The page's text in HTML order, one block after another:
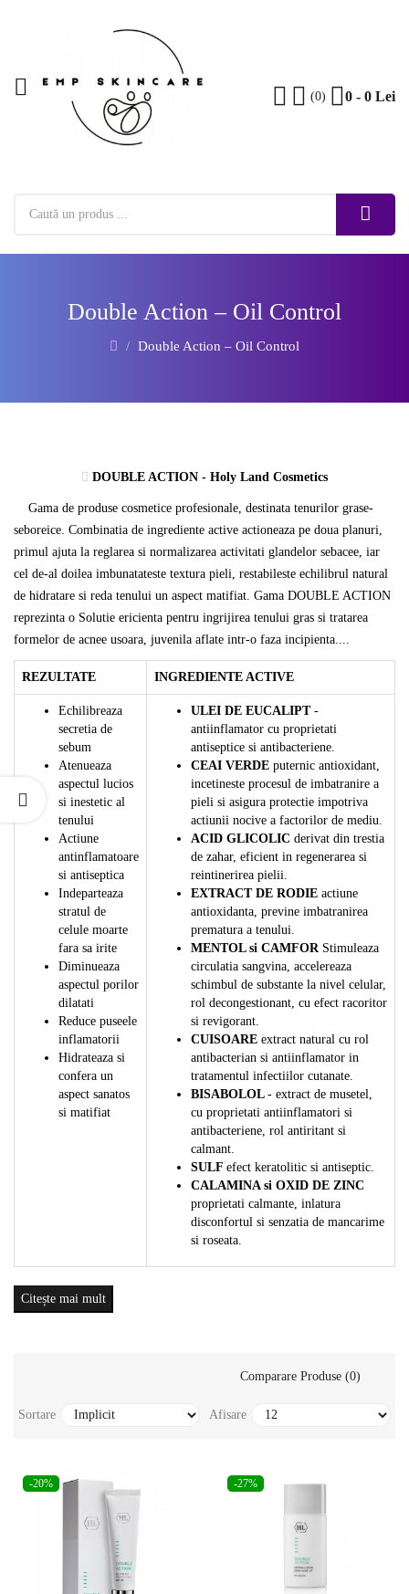
(0) 0 - 0 Lei
Double Action – Oil Control
Double Action – Oil Control
DOUBLE ACTION - Holy Land Cosmetics
Gama de produse cosmetice profesionale, destinata tenurilor grase-
seboreice. Combinatia de ingrediente active actioneaza pe doua planuri,
primul ajuta la reglarea si normalizarea activitati glandelor sebacee, iar
cel de-al doilea imbunatateste textura pieli, restabileste echilibrul natural
de hidratare si reda tenului un aspect matifiat. Gama DOUBLE ACTION
reprezinta o Solutie ericienta pentru ingrijirea tenului gras si tratarea
formelor de acnee usoara, juvenila aflate intr-o faza incipienta.
REZULTATE INGREDIENTE ACTIVE
Echilibreaza
secretia de
sebum
Atenueaza
aspectul lucios
si inestetic al
tenului
Actiune
antinflamatoare
si antiseptica
Indeparteaza
stratul de
celule moarte
fara sa irite
Diminueaza
aspectul porilor
dilatati
Reduce puseele
inflamatorii
Hidrateaza si
confera un
aspect sanatos
si matifiat
ULEI DE EUCALIPT-
antiinflamator cu proprietati
antiseptice si antibacteriene.
CEAI VERDE puternic antioxidant,
incetineste procesul de imbatranire a
pieli si asigura protectie impotriva
actiunii nocive a factorilor de mediu.
ACID GLICOLIC derivat din trestia
de zahar, eficient in regenerarea si
reintinerirea pielii.
EXTRACT DE RODIE actiune
antioxidanta, previne imbatranirea
prematura a tenului.
MENTOL si CAMFOR Stimuleaza
circulatia sangvina, accelereaza
schimbul de substante la nivel celular,
rol decongestionant, cu efect racoritor
si revigorant.
CUISOARE extract natural cu rol
antibacterian si antiinflamator in
tratamentul infectiilor cutanate.
BISABOLOL - extract de musetel,
cu proprietati antiinflamatori si
antibacteriene, rol antiritant si
calmant.
SULF efect keratolitic si antiseptic.
CALAMINA si OXID DE ZINC
proprietati calmante, inlatura
disconfortul si senzatia de mancarime
si roseata.
Citește mai mult
Comparare Produse (0)
Sortare Afisare
-20% -27%